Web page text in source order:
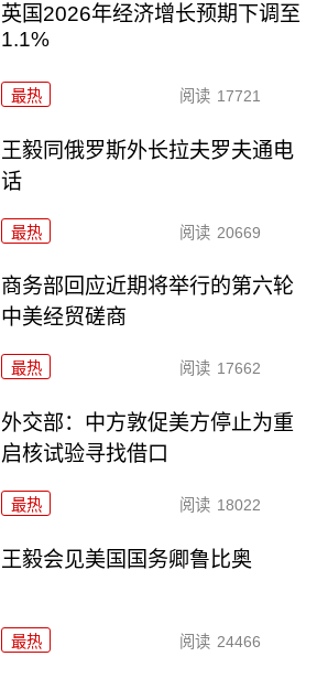
英国2026年经济增长预期下调至
1.1%
最热 阅读 17721
王毅同俄罗斯外长拉夫罗夫通电
话
最热 阅读 20669
商务部回应近期将举行的第六轮
中美经贸磋商
最热 阅读 17662
外交部：中方敦促美方停止为重
启核试验寻找借口
最热 阅读 18022
王毅会见美国国务卿鲁比奥
最热 阅读 24466